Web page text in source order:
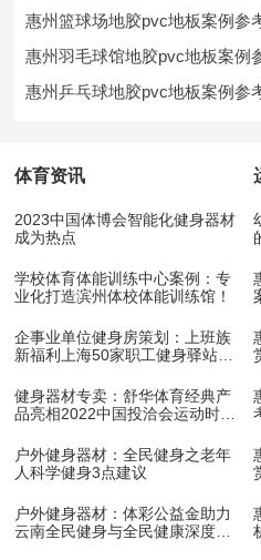
惠州篮球场地胶pvc地板案例参
惠州羽毛球馆地胶pvc地板案例
惠州乒乓球地胶pvc地板案例参
体育资讯
2023中国体博会智能化健身器材
成为热点
学校体育体能训练中心案例：专
业化打造滨州体校体能训练馆！
企事业单位健身房策划：上班族
新福利上海50家职工健身驿站10
健身器材专卖：舒华体育经典产
品亮相2022中国投洽会运动时尚
户外健身器材：全民健身之老年
人科学健身3点建议
户外健身器材：体彩公益金助力
云南全民健身与全民健康深度融